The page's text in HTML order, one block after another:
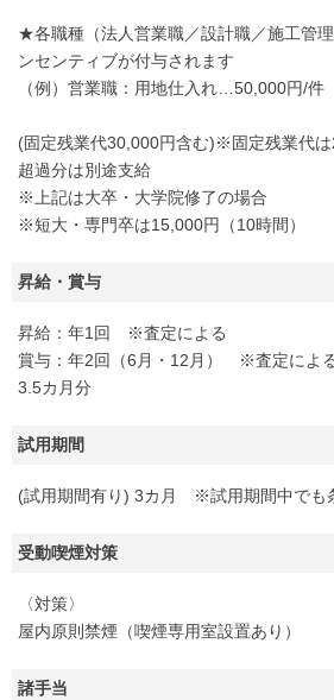
★各職種（法人営業職／設計職／施工管
ンセンティブが付与されます
（例）営業職：用地仕入れ…50,000円/
(固定残業代30,000円含む)※固定残業代は
超過分は別途支給
※上記は大卒・大学院修了の場合
※短大・専門卒は15,000円（10時間）
昇給・賞与
昇給：年1回 ※査定による
賞与：年2回（6月・12月） ※査定によ
3.5カ月分
試用期間
(試用期間有り) 3カ月 ※試用期間中でも
受動喫煙対策
〈対策〉
屋内原則禁煙（喫煙専用室設置あり）
諸手当